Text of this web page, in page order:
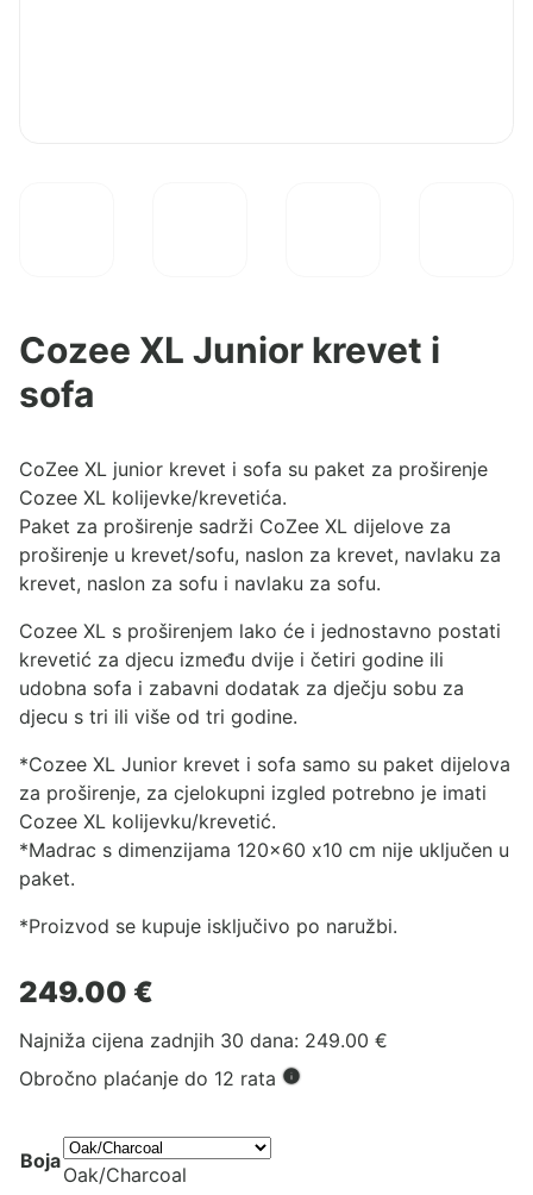
Cozee XL Junior krevet i
sofa
CoZee XL junior krevet i sofa su paket za proširenje
Cozee XL kolijevke/krevetića.
Paket za proširenje sadrži CoZee XL dijelove za
proširenje u krevet/sofu, naslon za krevet, navlaku za
krevet, naslon za sofu i navlaku za sofu.
Cozee XL s proširenjem lako će i jednostavno postati
krevetić za djecu između dvije i četiri godine ili
udobna sofa i zabavni dodatak za dječju sobu za
djecu s tri ili više od tri godine.
*Cozee XL Junior krevet i sofa samo su paket dijelova
za proširenje, za cjelokupni izgled potrebno je imati
Cozee XL kolijevku/krevetić.
*Madrac s dimenzijama 120×60 x10 cm nije uključen u
paket.
*Proizvod se kupuje isključivo po naružbi.
249.00 €
Najniža cijena zadnjih 30 dana: 249.00 €
Obročno plaćanje do 12 rata
Boja
Oak/Charcoal